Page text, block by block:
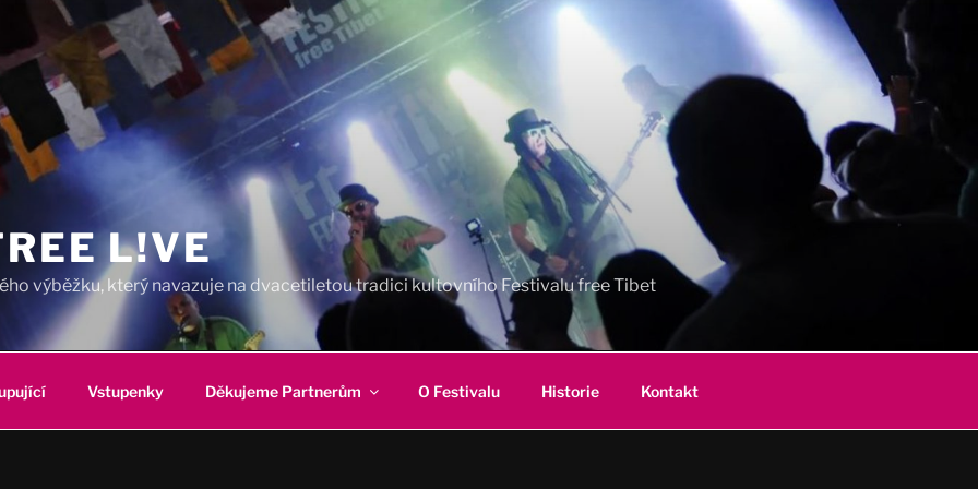
L!VE
výběžku, který navazuje na dvacetiletou tradici kultovního Festivalu free Tibet
Vstupenky Děkujeme Partnerům O Festivalu Historie Kontakt